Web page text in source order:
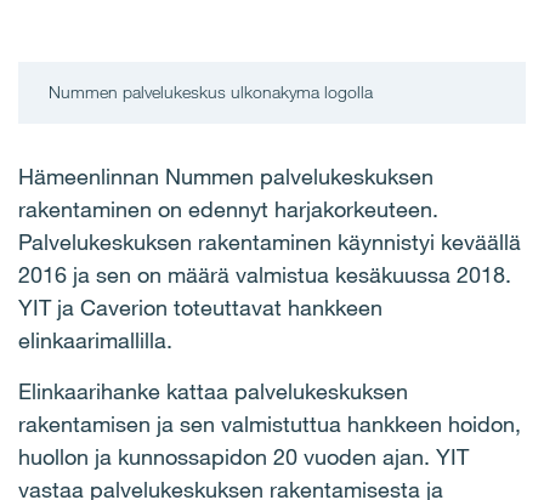
Nummen palvelukeskus ulkonakyma logolla
Hämeenlinnan Nummen palvelukeskuksen
rakentaminen on edennyt harjakorkeuteen.
Palvelukeskuksen rakentaminen käynnistyi keväällä
2016 ja sen on määrä valmistua kesäkuussa 2018.
YIT ja Caverion toteuttavat hankkeen
elinkaarimallilla.
Elinkaarihanke kattaa palvelukeskuksen
rakentamisen ja sen valmistuttua hankkeen hoidon,
huollon ja kunnossapidon 20 vuoden ajan. YIT
vastaa palvelukeskuksen rakentamisesta ja